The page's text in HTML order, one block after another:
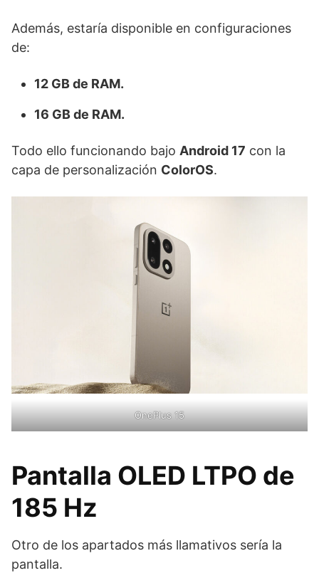
Además, estaría disponible en configuraciones
de:
12 GB de RAM.
16 GB de RAM.
Todo ello funcionando bajo Android 17 con la
capa de personalización ColorOS.
OnePlus 15
Pantalla OLED LTPO de
185 Hz
Otro de los apartados más llamativos sería la
pantalla.